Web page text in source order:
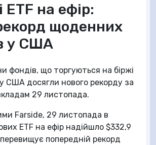
ETF на ефір:
щоденних
у США
фондів, що торгуються на біржі
у США досягли нового рекорду за
29 листопада.
Farside, 29 листопада в
ETF на ефір надійшло $332,9
попередній рекорд